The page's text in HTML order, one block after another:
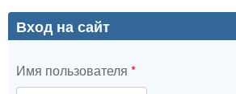
Вход на сайт
Имя пользователя *